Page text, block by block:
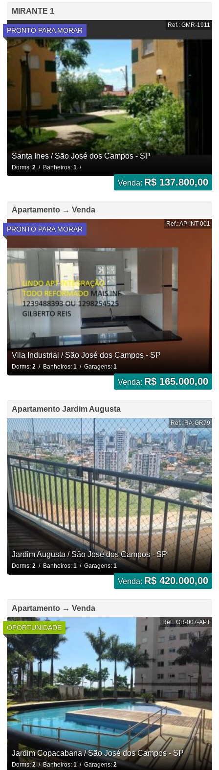
MIRANTE 1
PRONTO PARA MORAR
Ref.: GMR-1911
Santa Ines / São José dos Campos - SP
Dorms: 2/ Banheiros: 1/
Venda: R$ 137.800,00
Apartamento → Venda
PRONTO PARA MORAR
Ref.: AP-INT-001
Vila Industrial / São José dos Campos - SP
Dorms: 2/ Banheiros: 1/ Garagens: 1
Venda: R$ 165.000,00
Apartamento Jardim Augusta
Ref.: RA-GR79
Jardim Augusta / São José dos Campos - SP
Dorms: 2/ Banheiros: 1 / Garagens:1
Venda: R$ 420.000,00
Apartamento → Venda
OPORTUNIDADE
Ref.: GR-007-APT
Jardim Copacabana / São José dos Campos - SP
Dorms:2/ Banheiros: 1/ Garagens: 2